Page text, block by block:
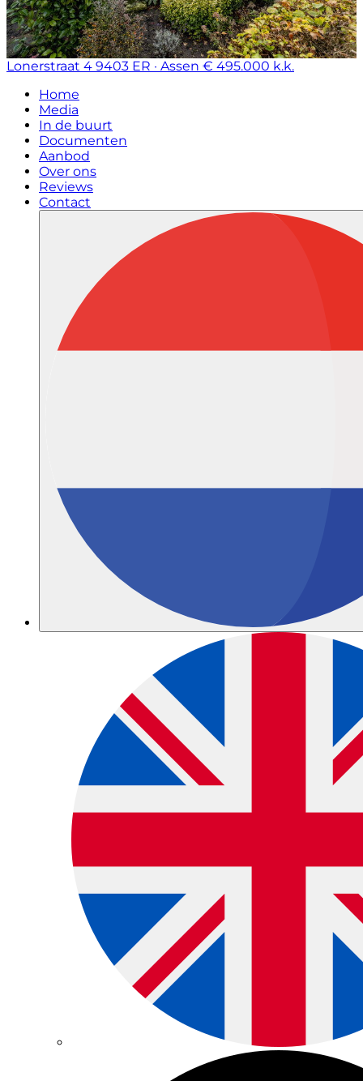
Lonerstraat 4 9403 ER · Assen € 495.000 k.k.
Home
Media
In de buurt
Documenten
Aanbod
Over ons
Reviews
Contact